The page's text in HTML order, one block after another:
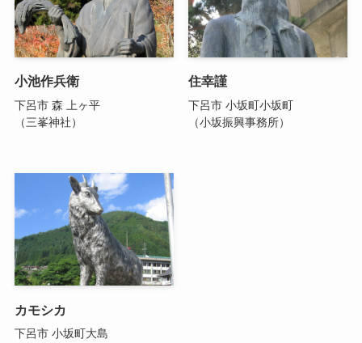
小池作兵衛
下呂市 森 上ヶ平
（三峯神社）
住幸謹
下呂市 小坂町小坂町
（小坂振興事務所）
カモシカ
下呂市 小坂町大島